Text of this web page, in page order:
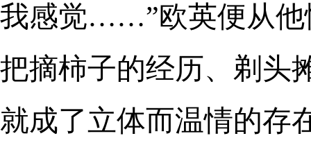
我感觉……”欧英便从他
把摘柿子的经历、剃头
就成了立体而温情的存